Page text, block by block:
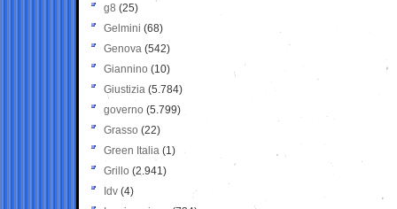
g8 (25)
Gelmini (68)
Genova (542)
Giannino (10)
Giustizia (5.784)
governo (5.799)
Grasso (22)
Green Italia (1)
Grillo (2.941)
Idv (4)